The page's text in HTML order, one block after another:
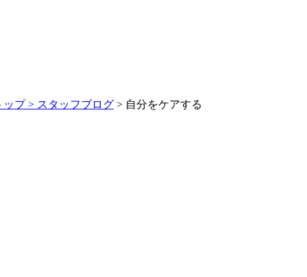
ップ > スタッフブログ > 自分をケアする